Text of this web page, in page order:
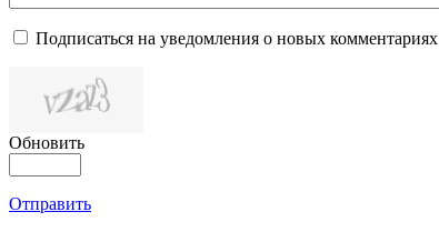
Подписаться на уведомления о новых комментариях
Обновить
Отправить